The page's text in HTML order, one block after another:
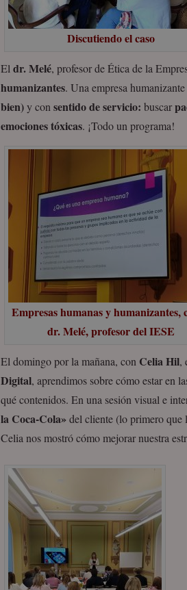
Discutiendo el caso
El dr. Melé, profesor de Ética de la
humanizantes. Una empresa
bien)y con sentido de servicio: buscar
emociones tóxicas. ¡Todo un programa!
Empresas humanas y humanizantes,
dr. Melé, profesor del IESE
El domingo por la mañana, con Celia Hil,
Digital, aprendimos sobre cómo estar en
qué contenidos. En una sesión visual e
la Coca-Cola» del cliente (lo primero que
Celia nos mostró cómo mejorar nuestra